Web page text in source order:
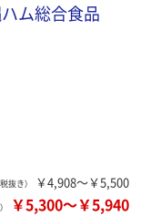
ム総合食品
抜き） ￥4,908～￥5,500
￥5,300～￥5,940